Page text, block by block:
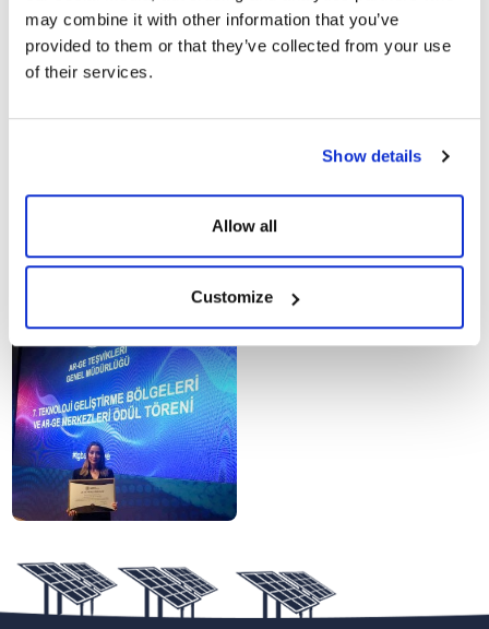
may combine it with other information that you’ve
provided to them or that they’ve collected from your use
of their services.
Show details
Allow all
Customize